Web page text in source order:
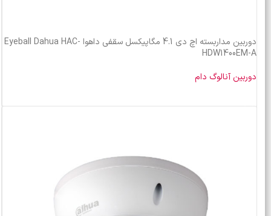
دوربین مداربسته اچ دی 4.1 مگاپیکسل سقفی داهوا Eyeball Dahua HAC-
HDW1400EM-A
دوربین آنالوگ دام